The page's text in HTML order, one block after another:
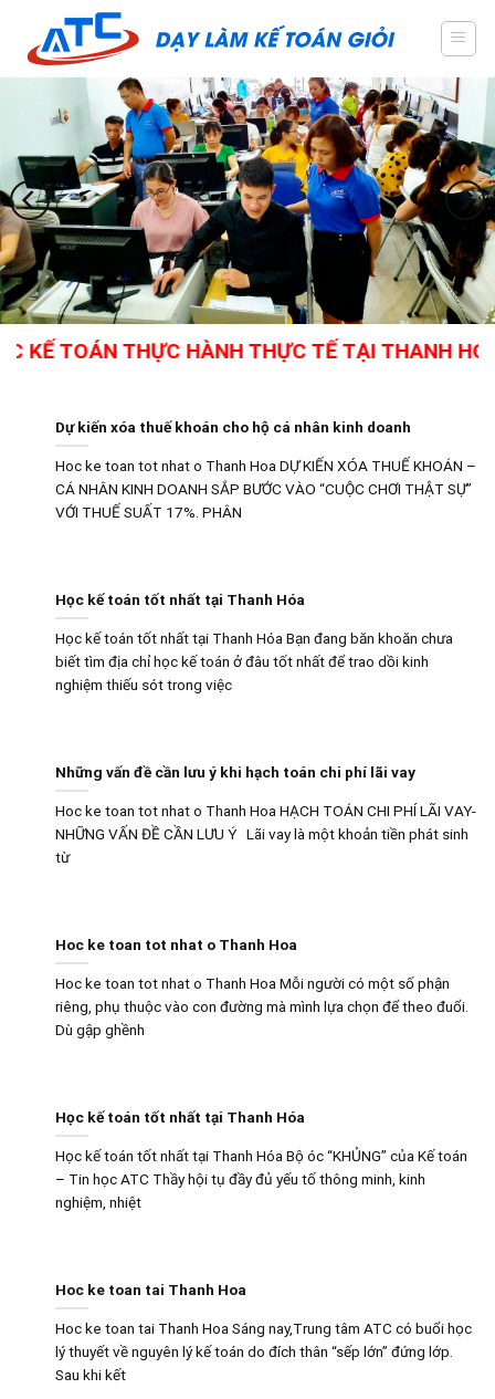
content
KẾ TOÁN THỰC HÀNH THỰC TẾ TẠI THANH HÓA
Dự kiến xóa thuế khoán cho hộ cá nhân kinh doanh
Hoc ke toan tot nhat o Thanh Hoa DỰ KIẾN XÓA THUẾ KHOÁN –
CÁ NHÂN KINH DOANH SẮP BƯỚC VÀO “CUỘC CHƠI THẬT SỰ”
VỚI THUẾ SUẤT 17%. PHÂN
Học kế toán tốt nhất tại Thanh Hóa
Học kế toán tốt nhất tại Thanh Hóa Bạn đang băn khoăn chưa
biết tìm địa chỉ học kế toán ở đâu tốt nhất để trao dồi kinh
nghiệm thiếu sót trong việc
Những vấn đề cần lưu ý khi hạch toán chi phí lãi vay
Hoc ke toan tot nhat o Thanh Hoa HẠCH TOÁN CHI PHÍ LÃI VAY-
NHỮNG VẤN ĐỀ CẦN LƯU Ý Lãi vay là một khoản tiền phát sinh
từ
Hoc ke toan tot nhat o Thanh Hoa
Hoc ke toan tot nhat o Thanh Hoa Mỗi người có một số phận
riêng, phụ thuộc vào con đường mà mình lựa chọn để theo đuổi.
Dù gập ghềnh
Học kế toán tốt nhất tại Thanh Hóa
Học kế toán tốt nhất tại Thanh Hóa Bộ óc “KHỦNG” của Kế toán
– Tin học ATC Thầy hội tụ đầy đủ yếu tố thông minh, kinh
nghiệm, nhiệt
Hoc ke toan tai Thanh Hoa
Hoc ke toan tai Thanh Hoa Sáng nay,Trung tâm ATC có buổi học
lý thuyết về nguyên lý kế toán do đích thân “sếp lớn” đứng lớp.
Sau khi kết